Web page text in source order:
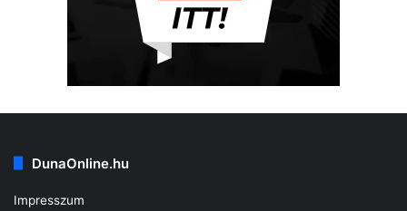
DunaOnline.hu
Impresszum